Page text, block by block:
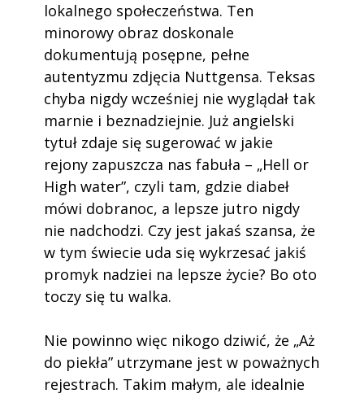
lokalnego społeczeństwa. Ten
minorowy obraz doskonale
dokumentują posępne, pełne
autentyzmu zdjęcia Nuttgensa. Teksas
chyba nigdy wcześniej nie wyglądał tak
marnie i beznadziejnie. Już angielski
tytuł zdaje się sugerować w jakie
rejony zapuszcza nas fabuła – „Hell or
High water”, czyli tam, gdzie diabeł
mówi dobranoc, a lepsze jutro nigdy
nie nadchodzi. Czy jest jakaś szansa, że
w tym świecie uda się wykrzesać jakiś
promyk nadziei na lepsze życie? Bo oto
toczy się tu walka.
Nie powinno więc nikogo dziwić, że „Aż
do piekła” utrzymane jest w poważnych
rejestrach. Takim małym, ale idealnie